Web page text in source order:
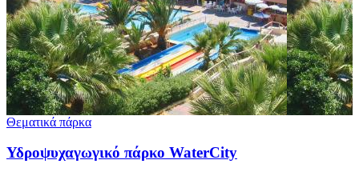
Θεματικά πάρκα
Υδροψυχαγωγικό πάρκο WaterCity